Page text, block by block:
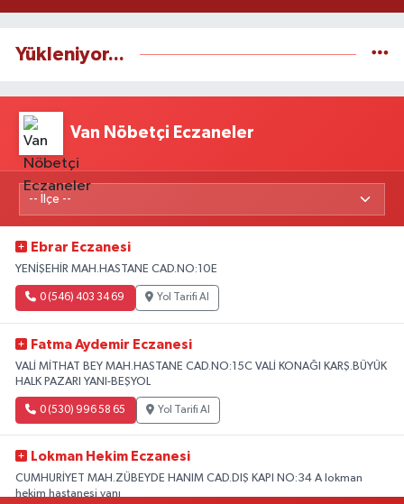
Yükleniyor...
Van Nöbetçi Eczaneler
Ebrar Eczanesi
YENİŞEHİR MAH.HASTANE CAD.NO:10E
0 (546) 403 34 69 Yol Tarifi Al
Fatma Aydemir Eczanesi
VALİ MİTHAT BEY MAH.HASTANE CAD.NO:15C VALİ KONAĞI KARŞ.BÜYÜK
HALK PAZARI YANI-BEŞYOL
0 (530) 996 58 65 Yol Tarifi Al
Lokman Hekim Eczanesi
CUMHURİYET MAH.ZÜBEYDE HANIM CAD.DIŞ KAPI NO:34 A lokman
hekim hastanesi yanı